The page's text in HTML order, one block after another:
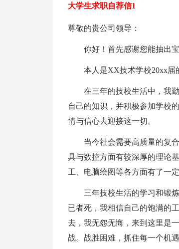
大学生求职自荐信1
尊敬的贵公司领导：
你好！首先感谢您能抽出宝
本人是XX技术学校20xx届的
在三年的技校生活中，我勤
自己的知识，并积极参加学校
情与信心去迎接这一切。
当今社会需要高质量的复合
具与数控方面有较深厚的理论
工、电脑绘图等各方面有了一定
三年技校生活的学习和锻炼
已者死，我相信自己的饱满的
去，我无怨无悔，来到这里是
战。战胜困难，抓住每一个机